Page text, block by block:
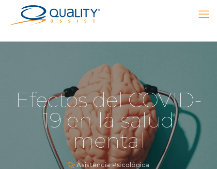
Efectos del COVID-
19 en la salud
mental
Asistencia Psicológica